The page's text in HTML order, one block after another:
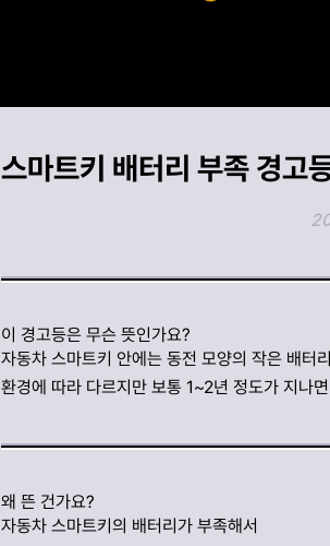
스마트키 배터리 부족 경고
이 경고등은 무슨 뜻인가요?
자동차 스마트키 안에는 동전 모양의 작은 배터
환경에 따라 다르지만 보통 1~2년 정도가 지나
왜 뜬 건가요?
자동차 스마트키의 배터리가 부족해서